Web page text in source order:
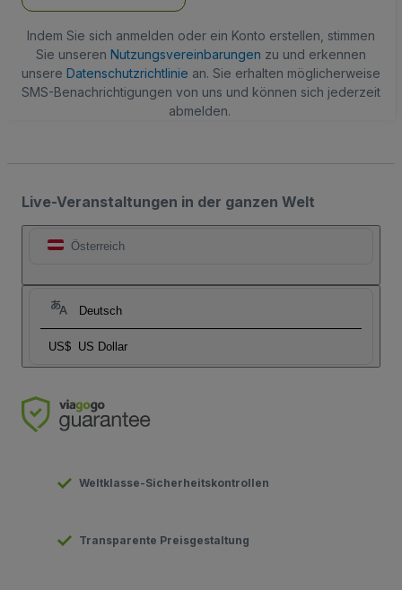
Indem Sie sich anmelden oder ein Konto erstellen, stimmen
Sie unseren Nutzungsvereinbarungen zu und erkennen
unsere Datenschutzrichtlinie an. Sie erhalten möglicherweise
SMS-Benachrichtigungen von uns und können sich jederzeit
abmelden.
Live-Veranstaltungen in der ganzen Welt
Österreich
Deutsch
US$ US Dollar
Weltklasse-Sicherheitskontrollen
Transparente Preisgestaltung